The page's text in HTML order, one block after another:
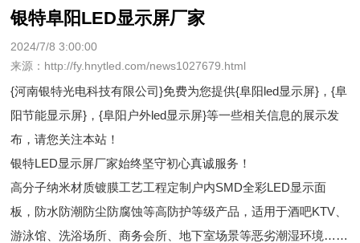
银特阜阳LED显示屏厂家
2024/7/8 3:00:00
来源：http://fy.hnytled.com/news1027679.html
{河南银特光电科技有限公司}免费为您提供{阜阳led显示屏} ，{阜
阳节能显示屏}，{阜阳户外led显示屏}等一些相关信息的展示发
布，请您关注本站！
银特LED显示屏厂家始终坚守初心真诚服务！
高分子纳米材质镀膜工艺工程定制户内SMD全彩LED显示面
板，防水防潮防尘防腐蚀等高防护等级产品，适用于酒吧KTV、
游泳馆、洗浴场所、商务会所、地下室场景等恶劣潮湿环境……